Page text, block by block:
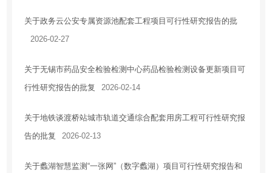
关于政务云公安专属资源池配套工程项目可行性研究报告的批
2026-02-27
关于无锡市药品安全检验检测中心药品检验检测设备更新项目可
行性研究报告的批复
2026-02-14
关于地铁谈渡桥站城市轨道交通综合配套用房工程可行性研究报
告的批复
2026-02-13
关于蠡湖智慧监测“一张网”（数字蠡湖）项目可行性研究报告和